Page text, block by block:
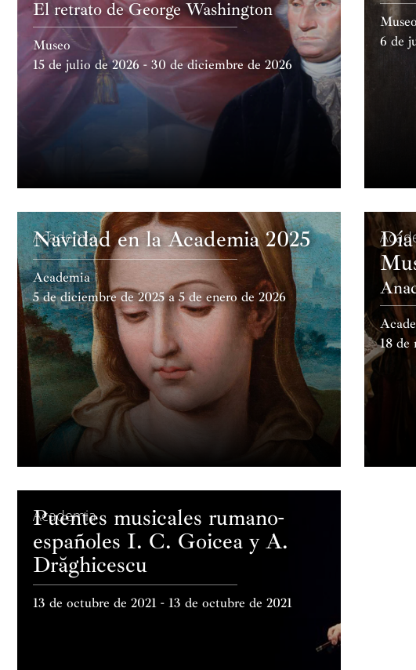
El retrato de George Washington
Museo
15 de julio de 2026 - 30 de diciembre de 2026
Museo
6 de
Academia
Navidad en la Academia 2025
Academia
5 de diciembre de 2025 a 5 de enero de 2026
18 de
Academia
Puentes musicales rumano-
españoles I. C. Goicea y A.
Drăghicescu
13 de octubre de 2021 - 13 de octubre de 2021